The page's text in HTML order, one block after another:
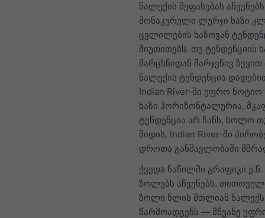
ნალექის შეფასებას
მონაკვრული ლურჯი ხაზი
ცვლილების ხაზოვან
მიუთითებს. თუ ტენდენციის
მარცხნიდან მარჯვნივ ზევით
ნალექის ტენდენცია
Indian River-ში უფრო ნოტიო
ხაზი ჰორიზონტალურია,
ტენდენცია არ ჩანს, ხოლო
მიდის, Indian River-ში
დროთა განმავლობაში
ქვედა ნაწილში გრაფიკი
ზოლებს აჩვენებს.
ზოლი წლის მთლიან ნალექს
წარმოადგენს — მწვანე